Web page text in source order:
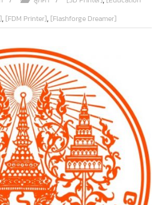
,[FDM Printer],[Flashforge Dreamer]